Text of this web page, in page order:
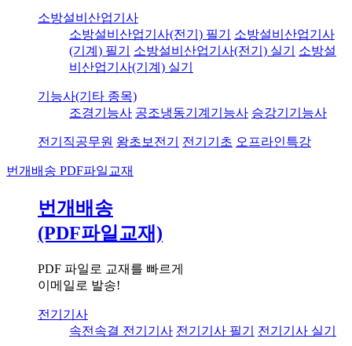
소방설비산업기사
소방설비산업기사(전기) 필기
소방설비산업기사
(기계) 필기
소방설비산업기사(전기) 실기
소방설
비산업기사(기계) 실기
기능사(기타 종목)
조경기능사 공조냉동기계기능사 승강기기능사
전기직공무원 왕초보전기 전기기초 오프라인특강
번개배송 PDF파일교재
번개배송
(PDF파일교재)
PDF 파일로 교재를 빠르게
이메일로 발송!
전기기사
속전속결 전기기사 전기기사 필기 전기기사 실기